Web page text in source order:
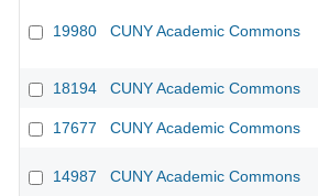
19980 CUNY Academic Commons
18194 CUNY Academic Commons
17677 CUNY Academic Commons
14987 CUNY Academic Commons